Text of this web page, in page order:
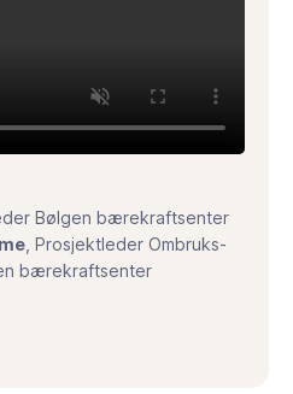
Bølgen bærekraftsenter
, Prosjektleder Ombruks-
bærekraftsenter